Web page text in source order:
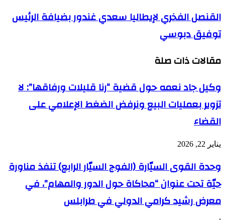
القنصل الفخري لإيطاليا سعدي غندور بضيافة الرئيس
توفيق دبوسي
مقالات ذات صلة
وكيل جاد نعمه حول قضية “رنا قليلات ورفاقها”: لا
تزوير بعمليات البيع ونرفض الضغط الإعلامي على
القضاء
يناير 22, 2026
وحدة القوى السيّارة (الفوج السيّار الرابع) تنفذ مناورة
حيّة تحت عنوان “محاكاة حول الدور والمهام”، في
معرض رشيد كرامي الدولي في طرابلس